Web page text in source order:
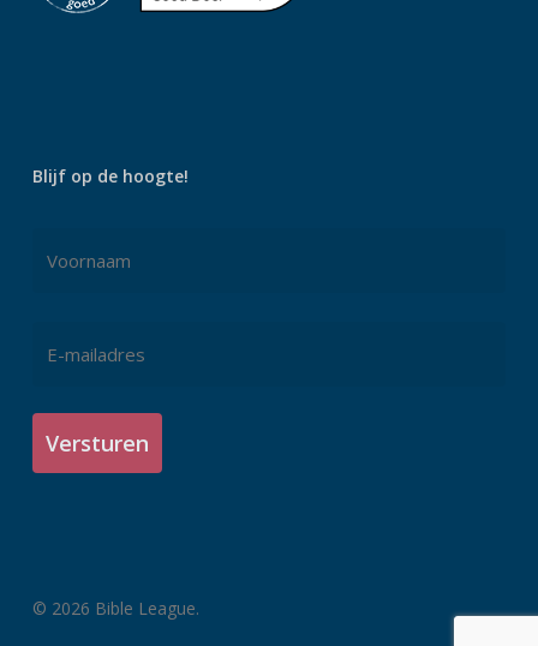
Blijf op de hoogte!
mailadres
© 2026 Bible League.